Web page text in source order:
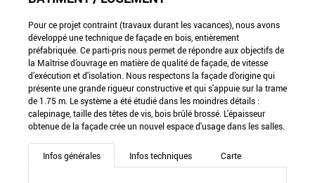
Pour ce projet contraint (travaux durant les vacances), nous avons
développé une technique de façade en bois, entièrement
préfabriquée. Ce parti-pris nous permet de répondre aux objectifs de
la Maîtrise d’ouvrage en matière de qualité de façade, de vitesse
d’exécution et d'isolation. Nous respectons la façade d’origine qui
présente une grande rigueur constructive et qui s'appuie sur la trame
de 1.75 m. Le système a été étudié dans les moindres détails :
calepinage, taille des têtes de vis, bois brûlé brossé. L'épaisseur
obtenue de la façade crée un nouvel espace d'usage dans les salles.
Infos générales Infos techniques Carte